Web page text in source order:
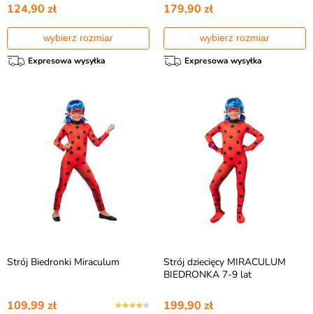
124,90 zł
wybierz rozmiar
Expresowa wysyłka
179,90 zł
wybierz rozmiar
Expresowa wysyłka
Strój Biedronki Miraculum
109,99 zł
Strój dziecięcy MIRACULUM
BIEDRONKA 7-9 lat
199,90 zł